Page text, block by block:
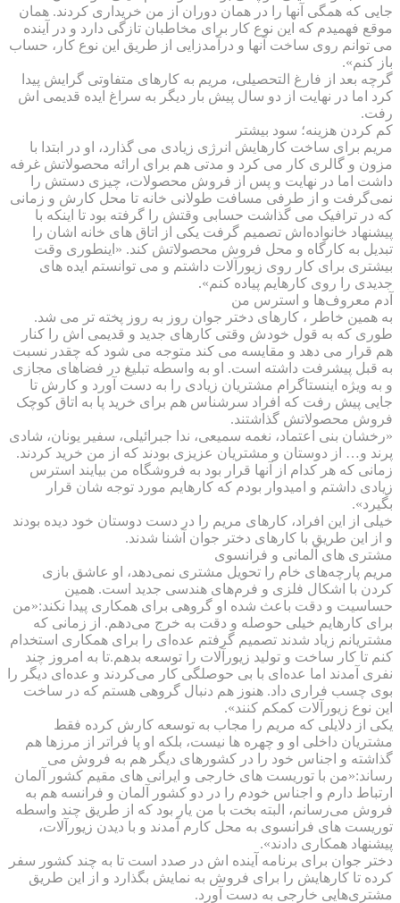
جایی که همگی آنها را در همان دوران از من خریداری کردند. همان
موقع فهمیدم که این نوع کار برای مخاطبان تازگی دارد و در آینده
می توانم روی ساخت آنها و درآمدزایی از طریق این نوع کار، حساب
باز کنم».
گرچه بعد از فارغ التحصیلی، ‌مریم به کارهای متفاوتی گرایش پیدا
کرد اما در نهایت از دو سال پیش بار دیگر به سراغ ایده قدیمی اش
رفت.
کم کردن هزینه؛ سود بیشتر
مریم برای ساخت کارهایش انرژی زیادی می گذارد، او در ابتدا با
مزون و گالری کار می کرد و مدتی هم برای ارائه محصولاتش غرفه
داشت اما در نهایت و پس از فروش محصولات، چیزی دستش را
نمی‌گرفت و از طرفی مسافت طولانی خانه تا محل کارش و زمانی
که در ترافیک می گذاشت حسابی وقتش را گرفته بود تا اینکه با
پیشنهاد خانواده‌اش تصمیم گرفت یکی از اتاق های خانه اشان را
تبدیل به کارگاه و محل فروش محصولاتش کند. «اینطوری وقت
بیشتری برای کار روی زیورآلات داشتم و می توانستم ایده های
جدیدی را روی کارهایم پیاده کنم».
آدم معروف‌ها و استرس من
به همین خاطر ، کارهای دختر جوان روز به روز پخته تر می شد.
طوری که به قول خودش وقتی کارهای جدید و قدیمی اش را کنار
هم قرار می دهد و مقایسه می کند متوجه می شود که چقدر نسبت
به قبل پیشرفت داشته است. او به واسطه تبلیغ در فضاهای مجازی
و به ویژه اینستاگرام مشتریان زیادی را به دست آورد و کارش تا
جایی پیش رفت که افراد سرشناس هم برای خرید پا به اتاق کوچک
فروش محصولاتش گذاشتند.
«رخشان بنی اعتماد، نغمه سمیعی، ندا جبرائیلی، سفیر یونان، شادی
پرند و… از دوستان و مشتریان عزیزی بودند که از من خرید کردند.
زمانی که هر کدام از آنها قرار بود به فروشگاه من بیایند استرس
زیادی داشتم و امیدوار بودم که کارهایم مورد توجه شان قرار
بگیرد».
خیلی از این افراد، کارهای مریم را در دست دوستان خود دیده بودند
و از این طریق با کارهای دختر جوان آشنا شدند.
مشتری های آلمانی و فرانسوی
مریم پارچه‌های خام را تحویل مشتری نمی‌دهد، او عاشق بازی
کردن با اشکال فلزی و فرم‌های هندسی جدید است. همین
حساسیت و دقت باعث شده او گروهی برای همکاری پیدا نکند:«من
برای کارهایم خیلی حوصله و دقت به خرج می‌دهم. از زمانی که
مشتریانم زیاد شدند تصمیم گرفتم عده‌ای را برای همکاری استخدام
کنم تا کار ساخت و تولید زیورآلات را توسعه بدهم.تا به امروز چند
نفری آمدند اما عده‌ای با بی حوصلگی کار می‌کردند و عده‌ای دیگر را
بوی چسب فراری داد. هنوز هم دنبال گروهی هستم که در ساخت
این نوع زیورآلات کمکم کنند».
یکی از دلایلی که مریم را مجاب به توسعه کارش کرده فقط
مشتریان داخلی او و چهره ها نیست، بلکه او پا فراتر از مرزها هم
گذاشته و اجناس خود را در کشورهای دیگر هم به فروش می
رساند:«من با توریست های خارجی و ایرانی های مقیم کشور آلمان
ارتباط دارم و اجناس خودم را در دو کشور آلمان و فرانسه هم به
فروش می‌رسانم، البته بخت با من یار بود که از طریق چند واسطه
توریست های فرانسوی به محل کارم آمدند و با دیدن زیورآلات،
پیشنهاد همکاری دادند».
دختر جوان برای برنامه آینده اش در صدد است تا به چند کشور سفر
کرده تا کارهایش را برای فروش به نمایش بگذارد و از این طریق
مشتری‌هایی خارجی به دست آورد.